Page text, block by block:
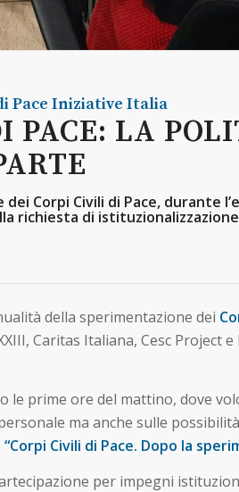
Pace Iniziative Italia
LA
Corpi Civili di Pace, durante
richiesta di istituzionalizzazione
della sperimentazione dei
Caritas Italiana, Cesc Project
le prime ore del mattino, dove
ma anche sulle
“Corpi Civili di Pace. Dopo la
per impegni